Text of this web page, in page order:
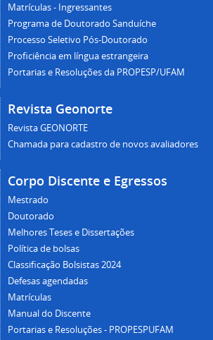
Matrículas - Ingressantes
Programa de Doutorado Sanduíche
Processo Seletivo Pós-Doutorado
Proficiência em língua estrangeira
Portarias e Resoluções da PROPESP/UFAM
Revista Geonorte
Revista GEONORTE
Chamada para cadastro de novos avaliadores
Corpo Discente e Egressos
Mestrado
Doutorado
Melhores Teses e Dissertações
Política de bolsas
Classificação Bolsistas 2024
Defesas agendadas
Matrículas
Manual do Discente
Portarias e Resoluções - PROPESPUFAM